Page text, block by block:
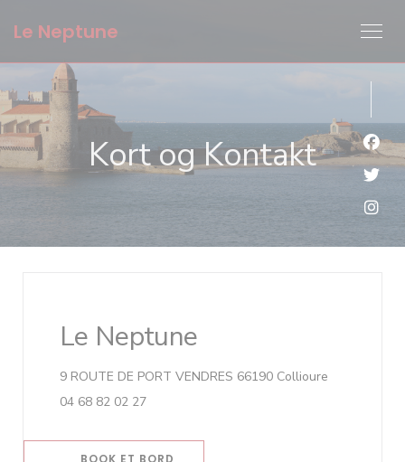
Le Neptune
Kort og Kontakt
Le Neptune
9 ROUTE DE PORT VENDRES 66190 Collioure
04 68 82 02 27